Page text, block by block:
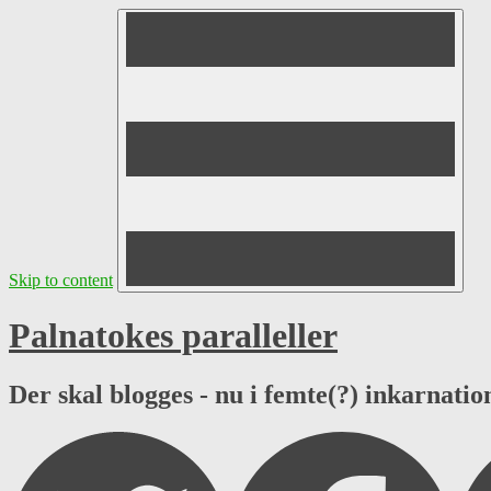
Skip to content
Palnatokes paralleller
Der skal blogges - nu i femte(?)